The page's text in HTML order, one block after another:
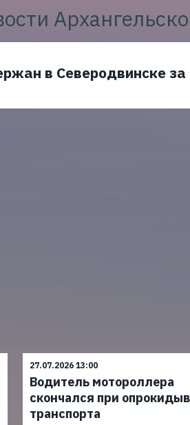
в Северодвинске за
27.07.2026 13:00
Водитель мотороллера
скончался при
транспорта